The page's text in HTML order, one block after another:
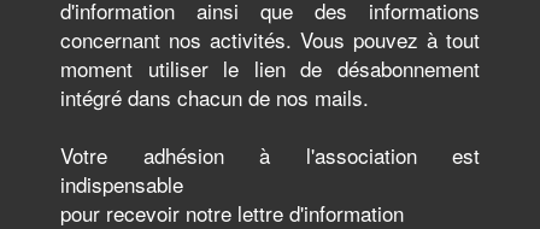
d'information ainsi que des informations
concernant nos activités. Vous pouvez à tout
moment utiliser le lien de désabonnement
intégré dans chacun de nos mails.
Votre adhésion à l'association est
indispensable
pour recevoir notre lettre d'information